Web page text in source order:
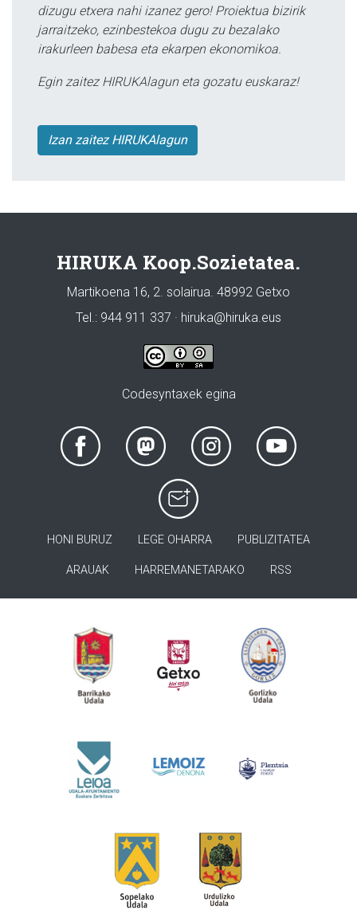
dizugu etxera nahi izanez gero! Proiektua bizirik
jarraitzeko, ezinbestekoa dugu zu bezalako
irakurleen babesa eta ekarpen ekonomikoa.
Egin zaitez HIRUKAlagun eta gozatu euskaraz!
Izan zaitez HIRUKAlagun
HIRUKA Koop.Sozietatea.
Martikoena 16, 2. solairua. 48992 Getxo
Tel.: 944 911 337 · hiruka@hiruka.eus
Codesyntaxek egina
HONI BURUZ LEGE OHARRA PUBLIZITATEA
ARAUAK HARREMANETARAKO RSS